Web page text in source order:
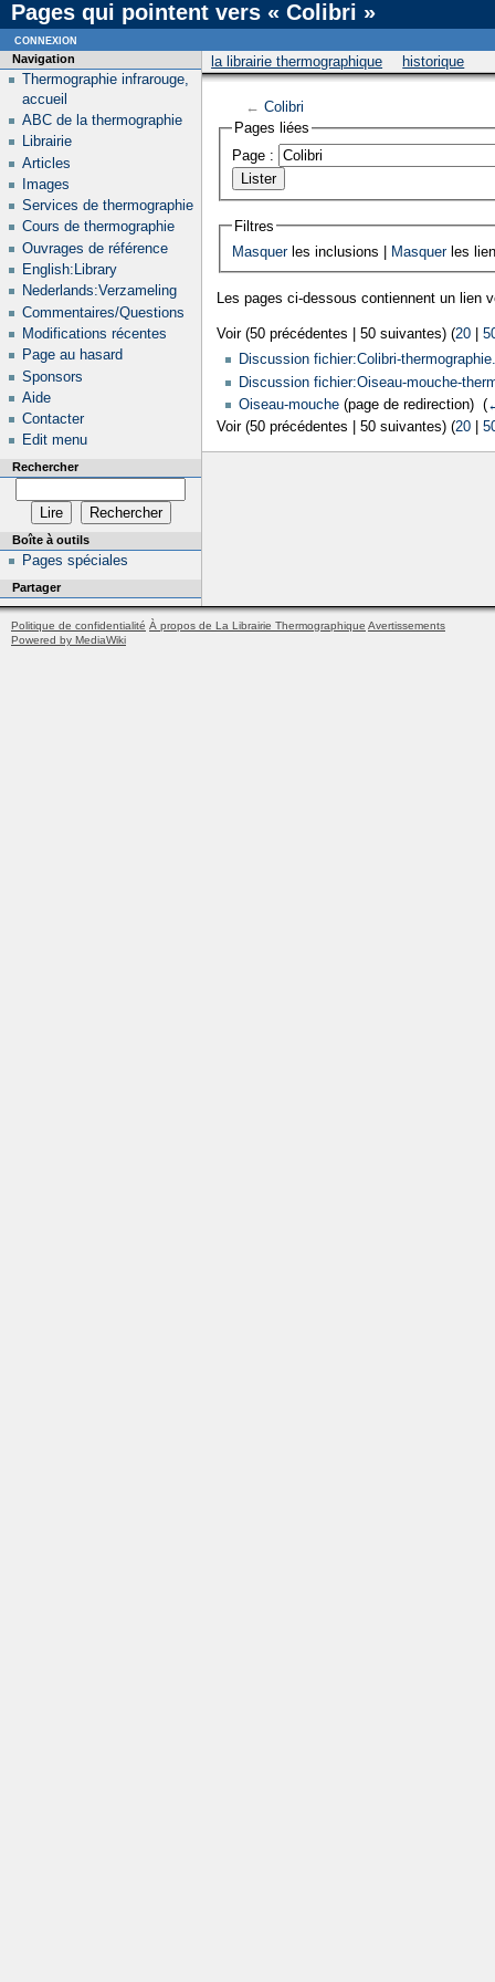
Pages qui pointent vers « Colibri »
la librairie thermographique historique
← Colibri
Pages liées
Page :
Filtres
Masquerles inclusions | Masquerles
Les pages ci-dessous contiennent un lien
Voir (50 précédentes | 50 suivantes) (20
Discussion fichier:Colibri-
Discussion fichier:Oiseau-mouche-
Oiseau-mouche(page de redirection) ‎ (
Voir (50 précédentes | 50 suivantes) (20
Navigation
Thermographie infrarouge,
accueil
ABC de la thermographie
Librairie
Articles
Images
Services de thermographie
Cours de thermographie
Ouvrages de référence
English:Library
Nederlands:Verzameling
Commentaires/Questions
Modifications récentes
Page au hasard
Sponsors
Aide
Contacter
Edit menu
Rechercher
Boîte à outils
Pages spéciales
Partager
connexion
Politique de confidentialité À propos de La Librairie Thermographique Avertissements
Powered by MediaWiki